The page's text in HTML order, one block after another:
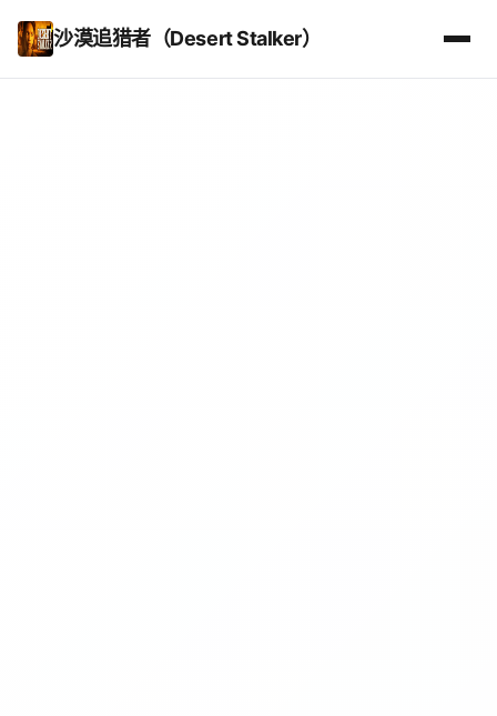
沙漠追猎者（Desert Stalker）